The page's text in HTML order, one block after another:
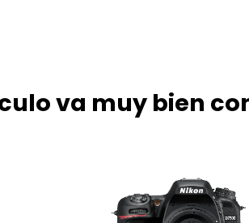
va muy bien